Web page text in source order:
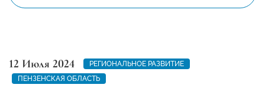
12 Июля 2024
РЕГИОНАЛЬНОЕ РАЗВИТИЕ
ПЕНЗЕНСКАЯ ОБЛАСТЬ